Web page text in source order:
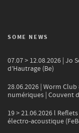
SOME NEWS
07.07 > 12.08.2026 | Jo
d’Hautrage (Be)
28.06.2026 | Worm
numériques | Couvent
19 > 21.06.2026 l
électro-acoustique